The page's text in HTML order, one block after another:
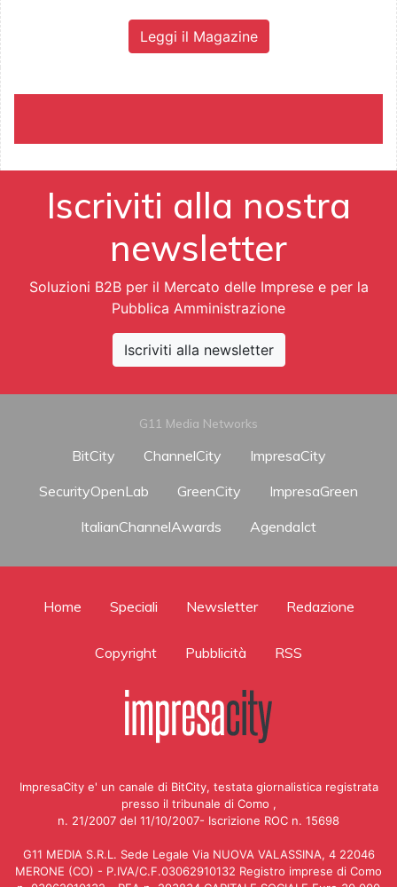
Leggi il Magazine
Iscriviti alla nostra
newsletter
Soluzioni B2B per il Mercato delle Imprese e per la
Pubblica Amministrazione
Iscriviti alla newsletter
G11 Media Networks
BitCity ChannelCity
ImpresaCity
SecurityOpenLab
GreenCity
ImpresaGreen
ItalianChannelAwards
AgendaIct
Home Speciali Newsletter Redazione
Copyright Pubblicità RSS
ImpresaCity e' un canale di BitCity, testata giornalistica registrata
presso il tribunale di Como ,
n. 21/2007 del 11/10/2007- Iscrizione ROC n. 15698
G11 MEDIA S.R.L. Sede Legale Via NUOVA VALASSINA, 4 22046
MERONE (CO) - P.IVA/C.F.03062910132 Registro imprese di Como